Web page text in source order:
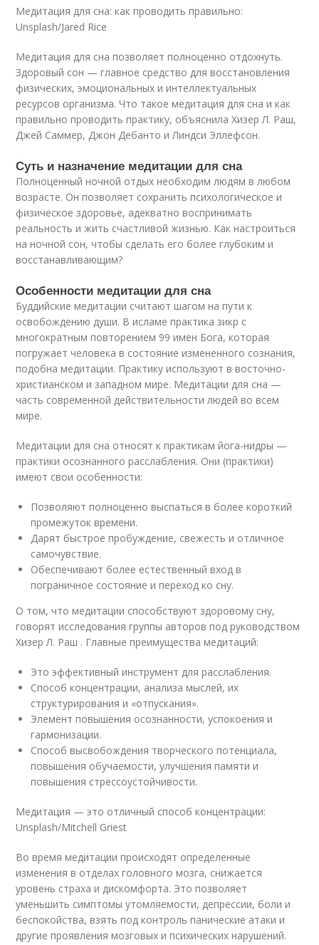
Медитация для сна: как проводить правильно:
Unsplash/Jared Rice
Медитация для сна позволяет полноценно отдохнуть.
Здоровый сон — главное средство для восстановления
физических, эмоциональных и интеллектуальных
ресурсов организма. Что такое медитация для сна и как
правильно проводить практику, объяснила Хизер Л. Раш,
Джей Саммер, Джон Дебанто и Линдси Эллефсон.
Суть и назначение медитации для сна
Полноценный ночной отдых необходим людям в любом
возрасте. Он позволяет сохранить психологическое и
физическое здоровье, адекватно воспринимать
реальность и жить счастливой жизнью. Как настроиться
на ночной сон, чтобы сделать его более глубоким и
восстанавливающим?
Особенности медитации для сна
Буддийские медитации считают шагом на пути к
освобождению души. В исламе практика зикр с
многократным повторением 99 имен Бога, которая
погружает человека в состояние измененного сознания,
подобна медитации. Практику используют в восточно-
христианском и западном мире. Медитации для сна —
часть современной действительности людей во всем
мире.
Медитации для сна относят к практикам йога-нидры —
практики осознанного расслабления. Они (практики)
имеют свои особенности:
Позволяют полноценно выспаться в более короткий
промежуток времени.
Дарят быстрое пробуждение, свежесть и отличное
самочувствие.
Обеспечивают более естественный вход в
пограничное состояние и переход ко сну.
О том, что медитации способствуют здоровому сну,
говорят исследования группы авторов под руководством
Хизер Л. Раш . Главные преимущества медитаций:
Это эффективный инструмент для расслабления.
Способ концентрации, анализа мыслей, их
структурирования и «отпускания».
Элемент повышения осознанности, успокоения и
гармонизации.
Способ высвобождения творческого потенциала,
повышения обучаемости, улучшения памяти и
повышения стрессоустойчивости.
Медитация — это отличный способ концентрации:
Unsplash/Mitchell Griest
Во время медитации происходят определенные
изменения в отделах головного мозга, снижается
уровень страха и дискомфорта. Это позволяет
уменьшить симптомы утомляемости, депрессии, боли и
беспокойства, взять под контроль панические атаки и
другие проявления мозговых и психических нарушений.